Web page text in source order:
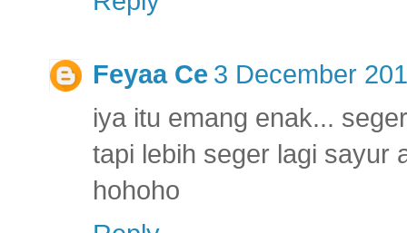
Feyaa Ce 3 December
iya itu emang enak...
tapi lebih seger lagi sayur
hohoho